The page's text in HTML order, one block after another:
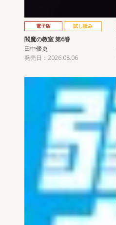
電子版 試し読み
閻魔の教室 第6巻
田中優吏
発売日：2026.08.06